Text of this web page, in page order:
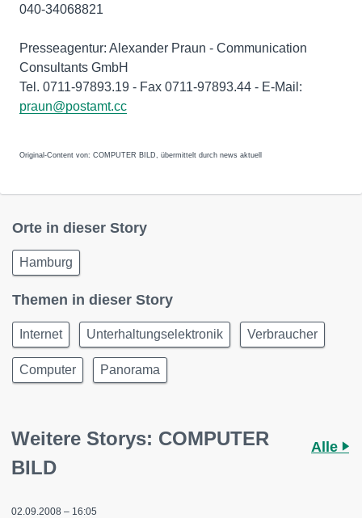
040-34068821
Presseagentur: Alexander Praun - Communication
Consultants GmbH
Tel. 0711-97893.19 - Fax 0711-97893.44 - E-Mail:
praun@postamt.cc
Original-Content von: COMPUTER BILD, übermittelt durch news aktuell
Orte in dieser Story
Hamburg
Themen in dieser Story
Internet Unterhaltungselektronik Verbraucher
Computer Panorama
Weitere Storys: COMPUTER
BILD
Alle
02.09.2008 – 16:05